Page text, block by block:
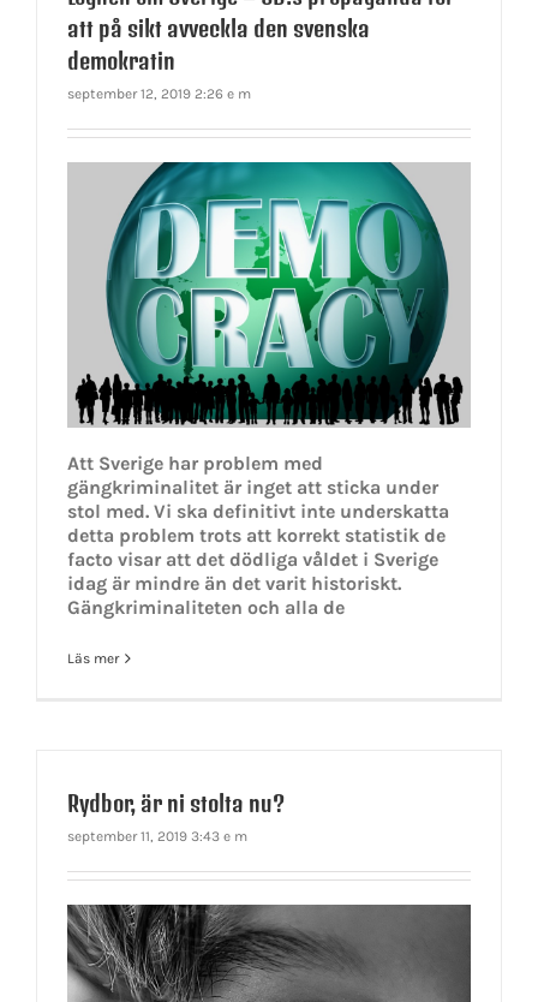
att på sikt avveckla den svenska
demokratin
september 12, 2019 2:26 e m
Att Sverige har problem med
gängkriminalitet är inget att sticka under
stol med. Vi ska definitivt inte underskatta
detta problem trots att korrekt statistik de
facto visar att det dödliga våldet i Sverige
idag är mindre än det varit historiskt.
Gängkriminaliteten och alla de
Läs mer
Rydbor, är ni stolta nu?
september 11, 2019 3:43 e m